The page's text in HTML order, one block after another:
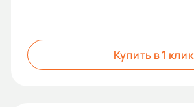
Купить в 1 клик